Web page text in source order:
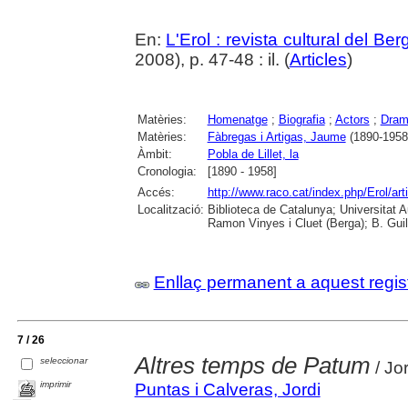
En: L'Erol : revista cultural del
2008), p. 47-48 : il. (Articles)
Matèries: Homenatge; Biografia; Actors ;
Matèries:
Fàbregas i Artigas, Jaume(1890-
Àmbit:
Pobla de Lillet, la
Cronologia:
[1890 - 1958]
Accés:
http://www.raco.cat/index.php/Erol/
Localització: Biblioteca de Catalunya; Universitat
Ramon Vinyes i Cluet (Berga); B.
Enllaç permanent a aquest
7 / 26
seleccionar
imprimir
Altres temps de Patum /
Puntas i Calveras, Jordi